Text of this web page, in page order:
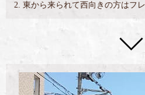
2. 東から来られて西向きの方はフ